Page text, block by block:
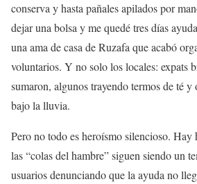
conserva y hasta pañales apilados por
dejar una bolsa y me quedé tres días
una ama de casa de Ruzafa que acabó
voluntarios. Y no solo los locales: expats
sumaron, algunos trayendo termos de té y
bajo la lluvia.
Pero no todo es heroísmo silencioso. Hay
las “colas del hambre” siguen siendo un
usuarios denunciando que la ayuda no